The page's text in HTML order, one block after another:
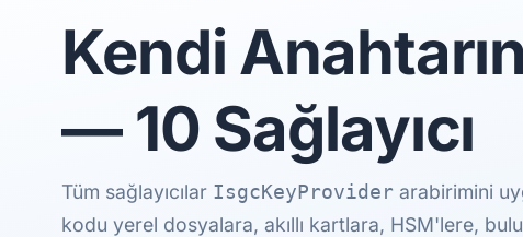
Kendi
—10 Sağlayıcı
Tüm sağlayıcılar IsgcKeyProvider arabirimini
kodu yerel dosyalara, akıllı kartlara, HSM'lere,